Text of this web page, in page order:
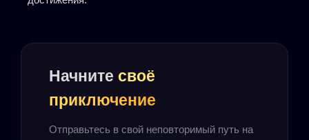
Начните своё
приключение
Отправьтесь в свой неповторимый путь на